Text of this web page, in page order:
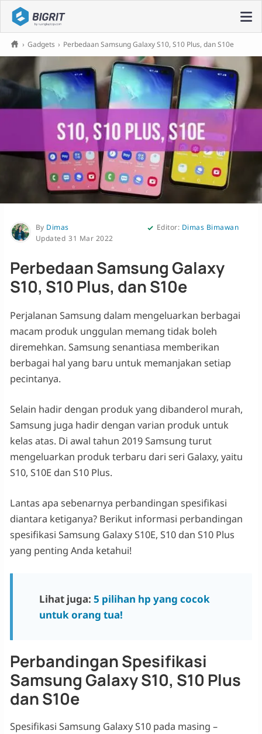
› Gadgets › Perbedaan Samsung Galaxy S10, S10 Plus, dan S10e
By Dimas
31 Mar 2022
Editor: Dimas Bimawan
Perbedaan Samsung Galaxy
S10, S10 Plus, dan S10e
Perjalanan Samsung dalam mengeluarkan berbagai
macam produk unggulan memang tidak boleh
diremehkan. Samsung senantiasa memberikan
berbagai hal yang baru untuk memanjakan setiap
pecintanya.
Selain hadir dengan produk yang dibanderol murah,
Samsung juga hadir dengan varian produk untuk
kelas atas. Di awal tahun 2019 Samsung turut
mengeluarkan produk terbaru dari seri Galaxy, yaitu
S10, S10E dan S10 Plus.
Lantas apa sebenarnya perbandingan spesifikasi
diantara ketiganya? Berikut informasi perbandingan
spesifikasi Samsung Galaxy S10E, S10 dan S10 Plus
yang penting Anda ketahui!
Lihat juga: 5 pilihan hp yang cocok
untuk orang tua!
Perbandingan Spesifikasi
Samsung Galaxy S10, S10 Plus
dan S10e
Spesifikasi Samsung Galaxy S10 pada masing –